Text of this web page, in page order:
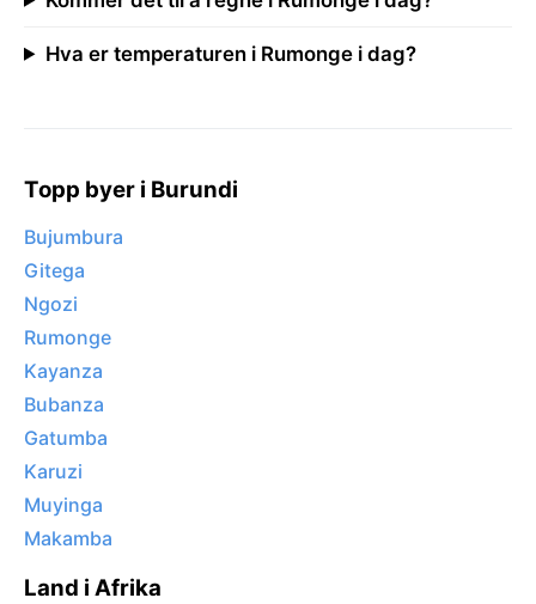
Hva er temperaturen i Rumonge i dag?
Topp byer i Burundi
Bujumbura
Gitega
Ngozi
Rumonge
Kayanza
Bubanza
Gatumba
Karuzi
Muyinga
Makamba
Land i Afrika